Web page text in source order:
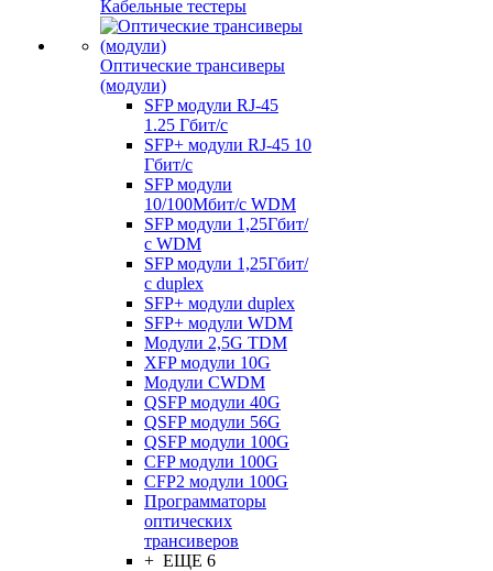
Кабельные тестеры
Оптические трансиверы
(модули)
SFP модули RJ-45
1.25 Гбит/c
SFP+ модули RJ-45 10
Гбит/c
SFP модули
10/100Мбит/с WDM
SFP модули 1,25Гбит/
с WDM
SFP модули 1,25Гбит/
с duplex
SFP+ модули duplex
SFP+ модули WDM
Модули 2,5G TDM
XFP модули 10G
Модули CWDM
QSFP модули 40G
QSFP модули 56G
QSFP модули 100G
CFP модули 100G
CFP2 модули 100G
Программаторы
оптических
трансиверов
+ ЕЩЕ 6